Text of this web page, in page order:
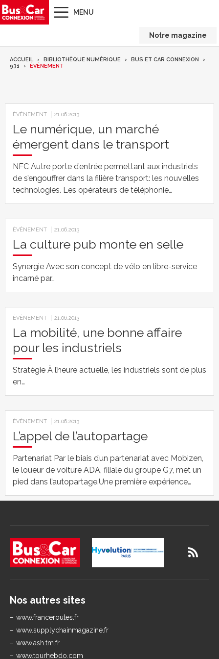
MENU
Notre magazine
ACCUEIL BIBLIOTHÈQUE NUMÉRIQUE
BUS ET CAR CONNEXION
931
ÉVÉNEMENT
ÉVÉNEMENT 21.06.2013
Le numérique, un marché
émergent dans le transport
NFC Autre porte d’entrée permettant aux industriels
de s’engouffrer dans la filière transport: les nouvelles
technologies. Les opérateurs de téléphonie…
ÉVÉNEMENT 21.06.2013
La culture pub monte en selle
Synergie Avec son concept de vélo en libre-service
incarné par…
ÉVÉNEMENT 21.06.2013
La mobilité, une bonne affaire
pour les industriels
Stratégie À l’heure actuelle, les industriels sont de plus
en…
ÉVÉNEMENT 21.06.2013
L’appel de l’autopartage
Partenariat Par le biais d’un partenariat avec Mobizen,
le loueur de voiture ADA, filiale du groupe G7, met un
pied dans l’autopartage.Une première expérience…
Nos autres sites
www.franceroutes.fr
www.supplychainmagazine.fr
www.ash.tm.fr
www.tourhebdo.com